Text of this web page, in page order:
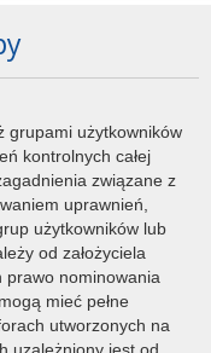
grupami użytkowników
kontrolnych całej
związane z
uprawnień,
użytkowników lub
od założyciela
prawo nominowania
mieć pełne
utworzonych na